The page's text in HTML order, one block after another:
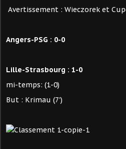
Avertissement : Wieczorek et
Angers-PSG : 0-0
Lille-Strasbourg : 1-0
mi-temps: (1-0)
But : Krimau (7')